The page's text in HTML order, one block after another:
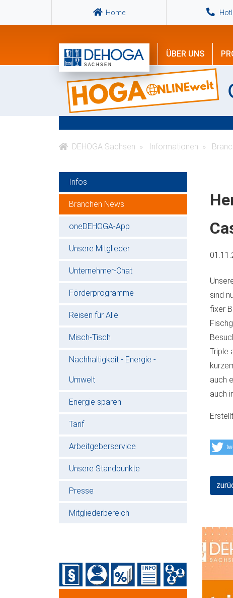
Home
ÜBER UNS
DEHOGA Sachsen Informationen
Infos
Branchen News
oneDEHOGA-App
Unsere Mitglieder
Unternehmer-Chat
Förderprogramme
Reisen für Alle
Misch-Tisch
Nachhaltigkeit - Energie -
Umwelt
Energie sparen
Tarif
Arbeitgeberservice
Unsere Standpunkte
Presse
Mitgliederbereich
sind
fixer
Triple
auch
auch